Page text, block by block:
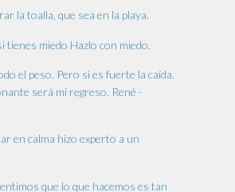
la toalla, que sea en la playa.
tienes miedo Hazlo con miedo.
el peso. Pero si es fuerte la caída.
será mi regreso. René -
en calma hizo experto a un
que lo que hacemos es tan